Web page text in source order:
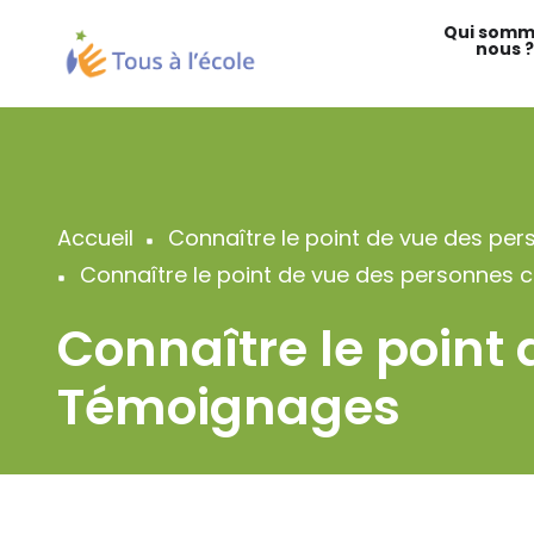
contenu
principal
Qui
nous ?
Fil
d'Ariane
Accueil
Connaître le point de vue des
Connaître le point de vue des personnes
Connaître le point
Témoignages